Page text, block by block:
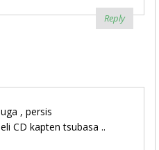
Reply
, persis
CD kapten tsubasa ..